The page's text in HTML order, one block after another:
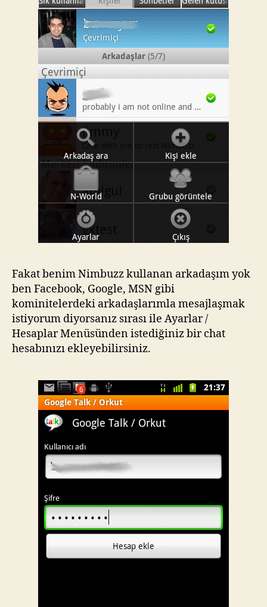
Fakat benim Nimbuzz kullanan arkadaşım yok
ben Facebook, Google, MSN gibi
kominitelerdeki arkadaşlarımla mesajlaşmak
istiyorum diyorsanız sırası ile Ayarlar /
Hesaplar Menüsünden istediğiniz bir chat
hesabınızı ekleyebilirsiniz.